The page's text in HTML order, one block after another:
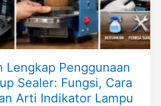
Lengkap Penggunaan
Sealer: Fungsi, Cara
Arti Indikator Lampu